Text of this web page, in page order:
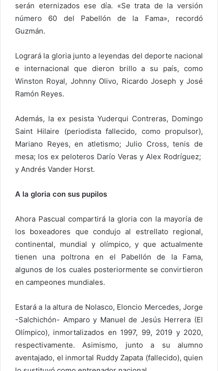
serán eternizados ese día. «Se trata de la versión
número 60 del Pabellón de la Fama», recordó
Guzmán.
Logrará la gloria junto a leyendas del deporte nacional
e internacional que dieron brillo a su país, como
Winston Royal, Johnny Olivo, Ricardo Joseph y José
Ramón Reyes.
Además, la ex pesista Yuderqui Contreras, Domingo
Saint Hilaire (periodista fallecido, como propulsor),
Mariano Reyes, en atletismo; Julio Cross, tenis de
mesa; los ex peloteros Darío Veras y Alex Rodríguez;
y Andrés Vander Horst.
A la gloria con sus pupilos
Ahora Pascual compartirá la gloria con la mayoría de
los boxeadores que condujo al estrellato regional,
continental, mundial y olímpico, y que actualmente
tienen una poltrona en el Pabellón de la Fama,
algunos de los cuales posteriormente se convirtieron
en campeones mundiales.
Estará a la altura de Nolasco, Eloncio Mercedes, Jorge
-Salchichón- Amparo y Manuel de Jesús Herrera (El
Olímpico), inmortalizados en 1997, 99, 2019 y 2020,
respectivamente. Asimismo, junto a su alumno
aventajado, el inmortal Ruddy Zapata (fallecido), quien